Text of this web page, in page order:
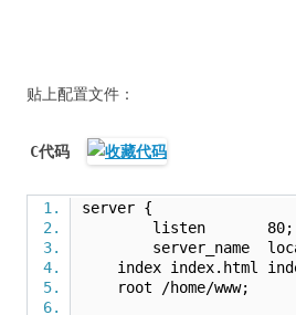
贴上配置文件：
C代码
server {
listen
server_name
index index.html
root /home/www;